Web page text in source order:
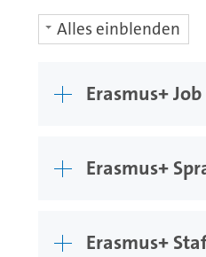
Alles einblenden
Erasmus+
Erasmus+
Erasmus+